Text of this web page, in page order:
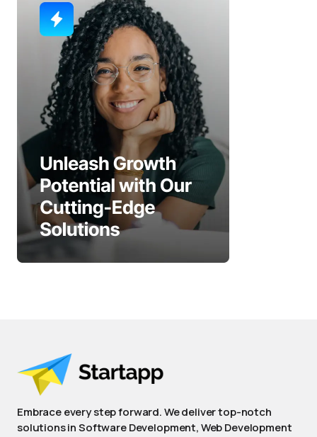
Embrace every step forward. We deliver top-notch
solutions in Software Development, Web Development